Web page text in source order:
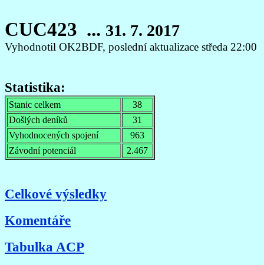
CUC423 ... 31. 7. 2017
Vyhodnotil OK2BDF, poslední aktualizace středa 22:00
Statistika:
Stanic celkem
38
Došlých deníků
31
Vyhodnocených spojení
963
Závodní potenciál
2.467
Celkové výsledky
Komentáře
Tabulka ACP